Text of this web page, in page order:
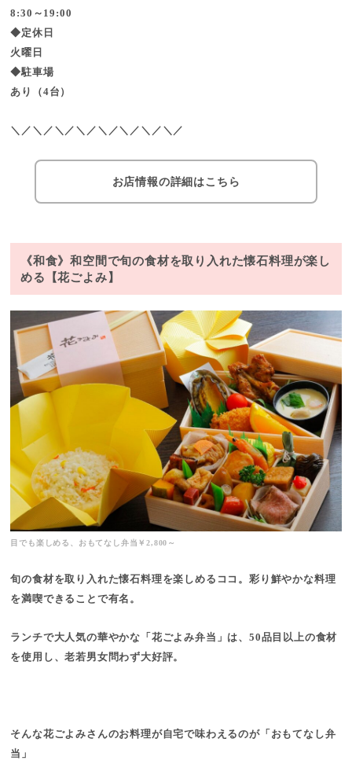
8:30～19:00
◆定休日
火曜日
◆駐車場
あり（4台）
＼／＼／＼／＼／＼／＼／＼／＼／
お店情報の詳細はこちら
《和食》和空間で旬の食材を取り入れた懐石料理が楽し
める【花ごよみ】
目でも楽しめる、おもてなし弁当￥2,800～
旬の食材を取り入れた懐石料理を楽しめるココ。彩り鮮やかな料理
を満喫できることで有名。
ランチで大人気の華やかな「花ごよみ弁当」は、50品目以上の食材
を使用し、老若男女問わず大好評。
そんな花ごよみさんのお料理が自宅で味わえるのが「おもてなし弁
当」